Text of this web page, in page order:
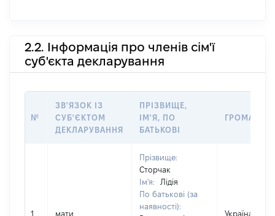
2.2. Інформація про членів сім'ї
суб'єкта декларування
№
ЗВ'ЯЗОК ІЗ
СУБ'ЄКТОМ
ДЕКЛАРУВАННЯ
ПРІЗВИЩЕ,
ІМ'Я, ПО
БАТЬКОВІ
1 мати
Прізвище:
Сторчак
Ім'я:
Лідія
По батькові (за
наявності):
Україна